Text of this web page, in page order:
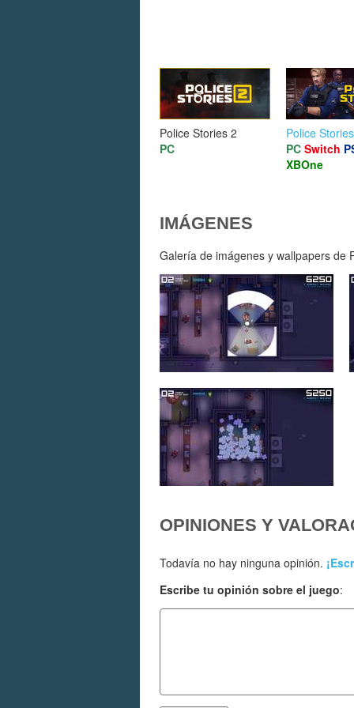
Police Stories 2
PC
Police Stories
PC Switch
XBOne
IMÁGENES
Galería de imágenes y wallpapers de
OPINIONES Y
Todavía no hay ninguna opinión.
Escribe tu opinión sobre el juego: